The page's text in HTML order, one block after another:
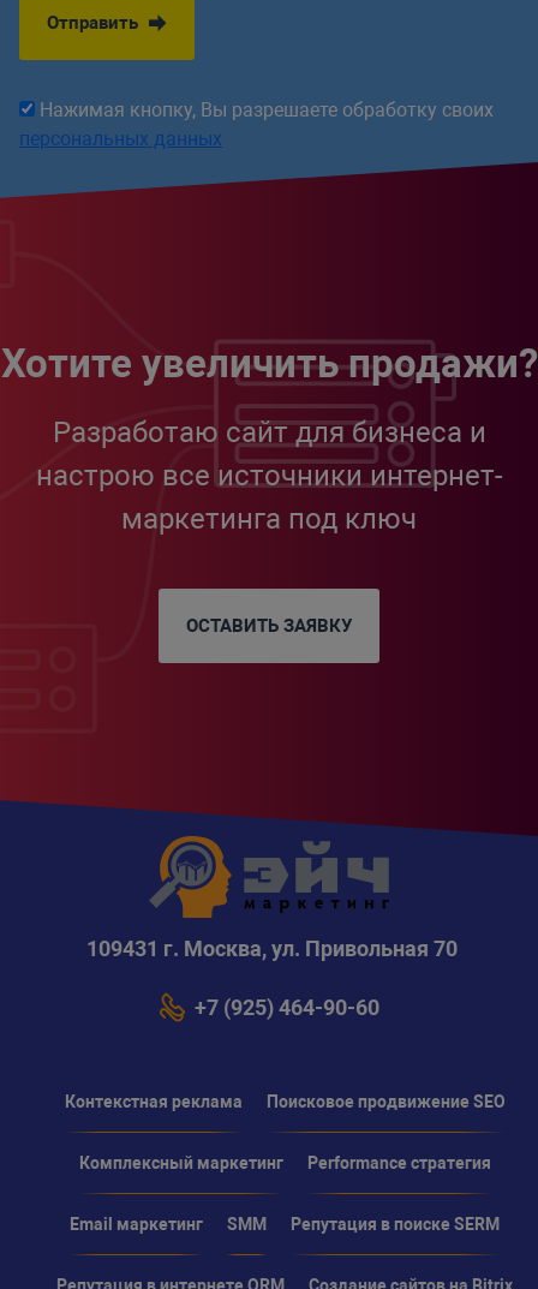
Отправить
Нажимая кнопку, Вы разрешаете обработку своих
персональных данных
Хотите увеличить продажи?
Разработаю сайт для бизнеса и
настрою все источники интернет-
маркетинга под ключ
ОСТАВИТЬ ЗАЯВКУ
109431 г. Москва, ул. Привольная 70
+7 (925) 464-90-60
Контекстная реклама Поисковое продвижение SEO
Комплексный маркетинг Performance стратегия
Email маркетинг SMM Репутация в поиске SERM
Репутация в интернете ORM Создание сайтов на Bitrix